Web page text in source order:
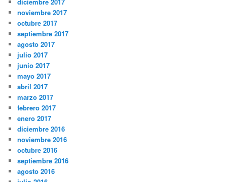
noviembre 2017
octubre 2017
septiembre 2017
agosto 2017
julio 2017
junio 2017
mayo 2017
abril 2017
marzo 2017
febrero 2017
enero 2017
diciembre 2016
noviembre 2016
octubre 2016
septiembre 2016
agosto 2016